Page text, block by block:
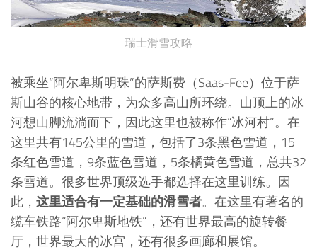
瑞士滑雪攻略
被乘坐“阿尔卑斯明珠”的萨斯费（Saas-Fee）位于萨
斯山谷的核心地带，为众多高山所环绕。山顶上的冰
河想山脚流淌而下，因此这里也被称作“冰河村”。在
这里共有145公里的雪道，包括了3条黑色雪道，15
条红色雪道，9条蓝色雪道，5条橘黄色雪道，总共32
条雪道。很多世界顶级选手都选择在这里训练。因
此， 这里适合有一定基础的滑雪者。在这里有著名的
缆车铁路“阿尔卑斯地铁”，还有世界最高的旋转餐
厅，世界最大的冰宫，还有很多画廊和展馆。